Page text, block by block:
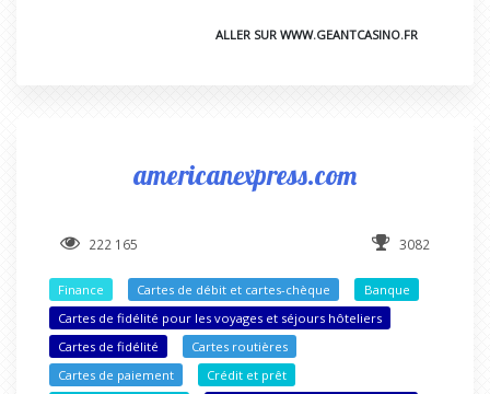
ALLER SUR WWW.GEANTCASINO.FR
americanexpress.com
222 165 3082
Finance Cartes de débit et cartes-chèque
Banque
Cartes de fidélité pour les voyages et séjours hôteliers
Cartes de fidélité
Cartes routières
Cartes de paiement
Crédit et prêt